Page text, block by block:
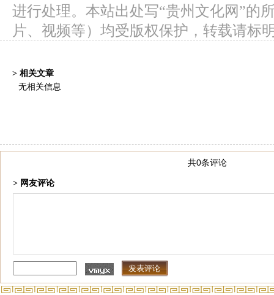
进行处理。本站出处写“贵州文化网”的
片、视频等）均受版权保护，转载请标
> 相关文章
无相关信息
共0条评论
> 网友评论